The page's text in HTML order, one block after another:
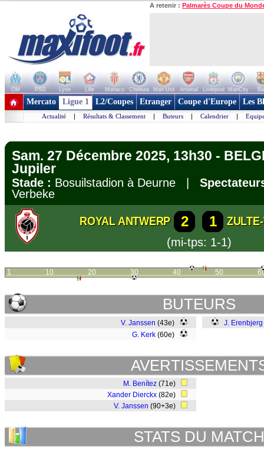
A retenir : Palmarès Coupe du
OM PSG Lyon Lille Monaco Chelsea Man Utd Arsenal Liverpool ManCity
+ de clubs
Mercato Ligue 1 L2/Coupes Etranger Coupe d'Europe Les
Actualité | Résultats & Classement | Buteurs | Calendrier |
Sam. 27 Décembre 2025, 13h30 -
Jupiler
Stade : Bosuilstadion à Deurne |
Verbeke
ROYAL ANTWERP 2 1
(mi-tps: 1-1)
1 10 20 30 40 50
BUTEURS
V. Janssen (43e)
G. Kerk (60e)
J. Erenbjerg
M. Benítez (71e)
Xander Dierckx (82e)
V. Janssen (90+3e)
STATS DU MATCH